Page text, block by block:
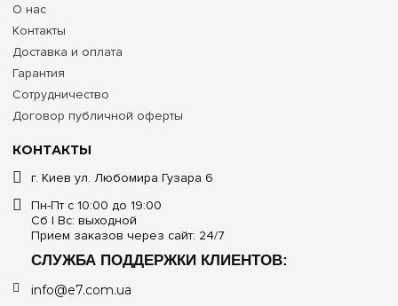
КОНТАКТЫ
г. Киев ул. Любомира Гузара 6
Пн-Пт с 10:00 до 19:00
Сб | Вс: выходной
Прием заказов через сайт: 24/7
СЛУЖБА ПОДДЕРЖКИ КЛИЕНТОВ:
info@e7.com.ua
О нас
Контакты
Доставка и оплата
Гарантия
Сотрудничество
Договор публичной оферты